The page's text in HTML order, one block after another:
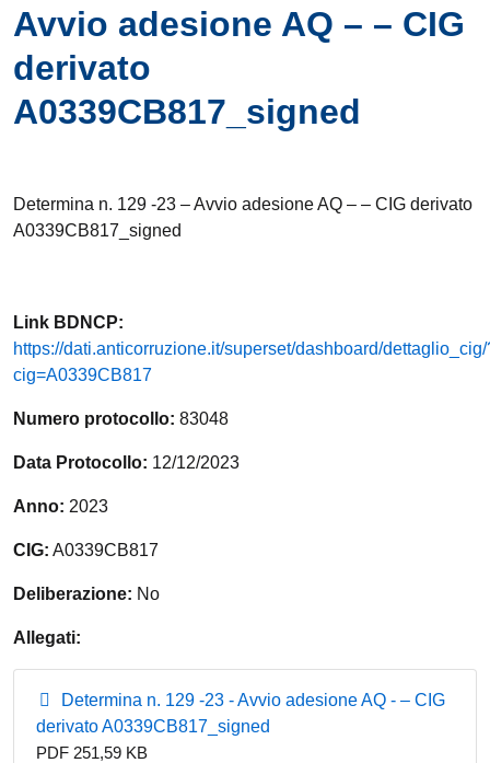
Avvio adesione AQ – – CIG
derivato
A0339CB817_signed
Determina n. 129 -23 – Avvio adesione AQ – – CIG derivato
A0339CB817_signed
Link BDNCP:
https://dati.anticorruzione.it/superset/dashboard/dettaglio_cig/
cig=A0339CB817
Numero protocollo: 83048
Data Protocollo: 12/12/2023
Anno: 2023
CIG: A0339CB817
Deliberazione: No
Allegati:
Determina n. 129 -23 - Avvio adesione AQ - – CIG
derivato A0339CB817_signed
PDF 251,59 KB